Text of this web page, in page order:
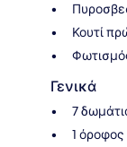
Κουτί
Γενικά
7
1 όροφος